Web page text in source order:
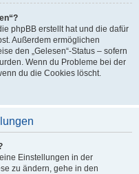
phpBB erstellt hat und die dafür
Außerdem ermöglichen
den „Gelesen“-Status – sofern
Wenn du Probleme bei der
du die Cookies löscht.
Einstellungen in der
zu ändern, gehe in den